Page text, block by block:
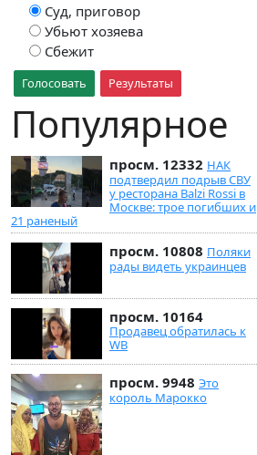
Суд, приговор
Убьют хозяева
Сбежит
Голосовать Результаты
Популярное
просм. 12332 НАК
подтвердил подрыв СВУ
у ресторана Balzi Rossi в
Москве: трое погибших и
21 раненый
просм. 10808 Поляки
рады видеть украинцев
просм. 10164
Продавец обратилась к
WB
просм. 9948 Это
король Марокко